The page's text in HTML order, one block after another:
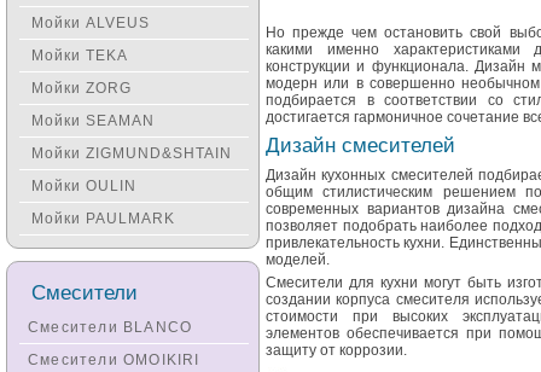
Но прежде чем остановить свой
какими именно
конструкции и функционала. Дизайн
модерн или в совершенно
подбирается в соответствии со
достигается гармоничное сочетание
Дизайн смесителей
Дизайн кухонных смесителей
общим стилистическим решением
современных вариантов дизайна
позволяет подобрать наиболее
привлекательность кухни.
моделей.
Смесители для кухни могут быть
создании корпуса смесителя
стоимости при высоких
элементов обеспечивается при
защиту от коррозии.
Мойки ALVEUS
Мойки TEKA
Мойки ZORG
Мойки SEAMAN
Мойки ZIGMUND&SHTAIN
Мойки OULIN
Мойки PAULMARK
Смесители
Смесители BLANCO
Смесители OMOIKIRI